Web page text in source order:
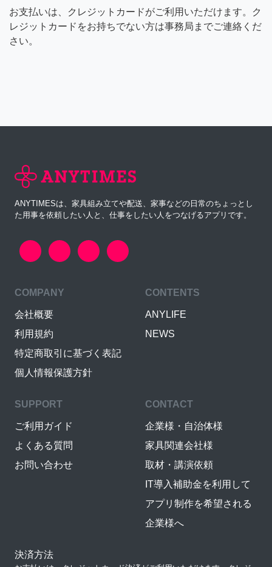
お支払いは、クレジットカードがご利用いただけます。ク
レジットカードをお持ちでない方は事務局までご連絡くだ
さい。
ANYTIMESは、家具組み立てや配送、家事などの日常のちょっとし
た用事を依頼したい人と、仕事をしたい人をつなげるアプリです。
COMPANY
会社概要
利用規約
特定商取引に基づく表記
個人情報保護方針
CONTENTS
ANYLIFE
NEWS
SUPPORT
ご利用ガイド
よくある質問
お問い合わせ
CONTACT
企業様・自治体様
家具関連会社様
取材・講演依頼
IT導入補助金を利用して
アプリ制作を希望される
企業様へ
決済方法